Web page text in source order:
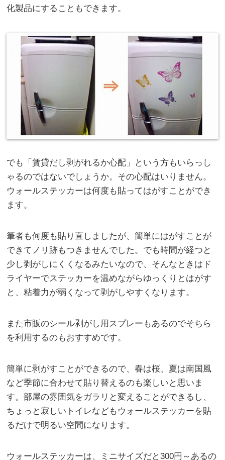
化製品にすることもできます。
でも「賃貸だし剥がれるか心配」という方もいらっし
ゃるのではないでしょうか。その心配はいりません。
ウォールステッカーは何度も貼ってはがすことができ
ます。
筆者も何度も貼り直しましたが、簡単にはがすことが
できてノリ跡もつきませんでした。でも時間が経つと
少し剥がしにくくなるみたいなので、そんなときはド
ライヤーでステッカーを温めながらゆっくりとはがす
と、粘着力が弱くなって剥がしやすくなります。
また市販のシール剥がし用スプレーもあるのでそちら
を利用するのもおすすめです。
簡単に剥がすことができるので、春は桜、夏は南国風
など季節に合わせて貼り替えるのも楽しいと思いま
す。部屋の雰囲気をガラリと変えることができるし、
ちょっと寂しいトイレなどもウォールステッカーを貼
るだけで明るい空間になります。
ウォールステッカーは、ミニサイズだと300円～あるの